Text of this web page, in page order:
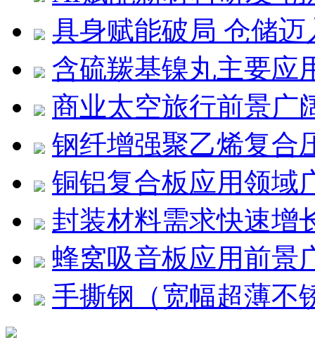
具身赋能破局 仓储
含硫羰基镍丸主要应
商业太空旅行前景广
钢纤增强聚乙烯复合
铜铝复合板应用领域
封装材料需求快速增
蜂窝吸音板应用前景
手撕钢（宽幅超薄不